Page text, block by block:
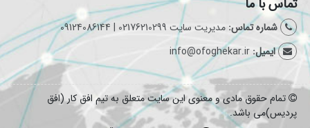
تماس با ما
شماره تماس:مدیریت سایت 02176210299 | 09124086144
ایمیل:info@ofoghekar.ir
تمام حقوق مادی و معنوی این سایت متعلق به تیم افق کار (افق
پردیس)می باشد.